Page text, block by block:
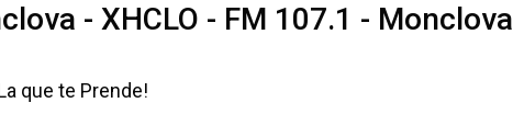
- XHCLO - FM 107.1 -
que te Prende!